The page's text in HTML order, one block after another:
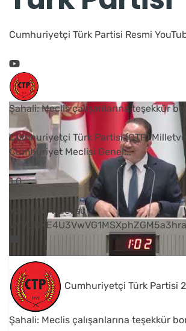
Cumhuriyetçi Türk Partisi Resmi
Şahali: Meclis çalışanlarına teşekkür
Cumhuriyetçi Türk Partisi (CTP)
Cumhuriyet Meclisi Genel...
1 0
YouTube Videosu
Cumhuriyetçi Türk Partisi
Şahali: Meclis çalışanlarına teşekkür